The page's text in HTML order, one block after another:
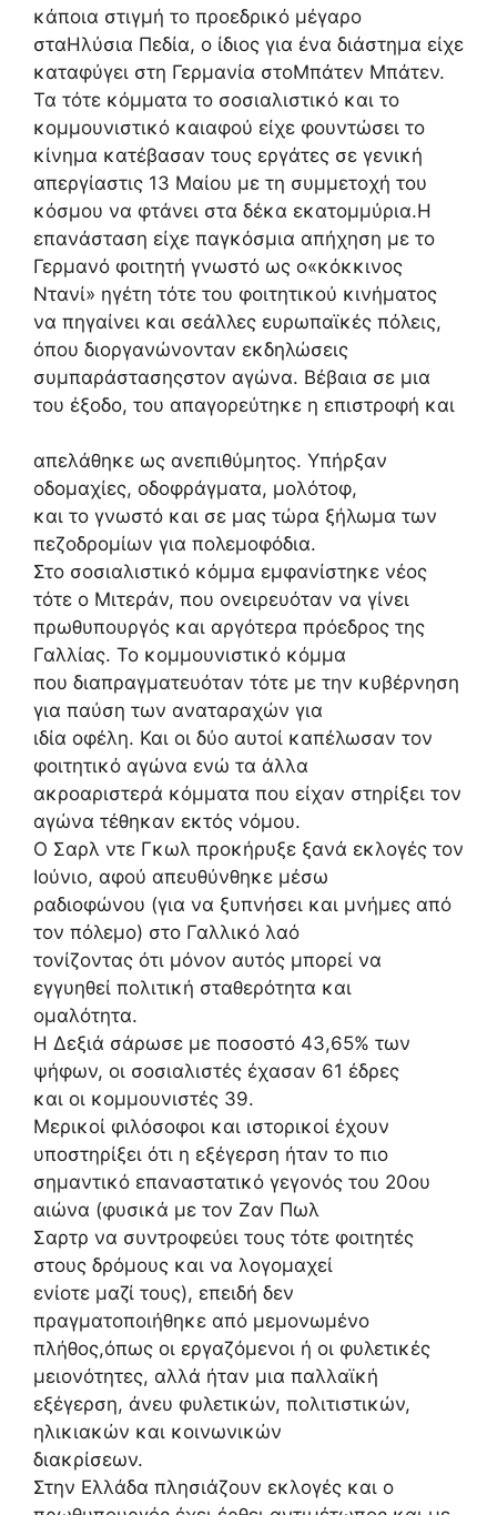
κάποια στιγμή το προεδρικό μέγαρο
σταΗλύσια Πεδία, ο ίδιος για ένα διάστημα είχε
καταφύγει στη Γερμανία στοΜπάτεν Μπάτεν.
Τα τότε κόμματα το σοσιαλιστικό και το
κομμουνιστικό καιαφού είχε φουντώσει το
κίνημα κατέβασαν τους εργάτες σε γενική
απεργίαστις 13 Μαίου με τη συμμετοχή του
κόσμου να φτάνει στα δέκα εκατομμύρια.Η
επανάσταση είχε παγκόσμια απήχηση με το
Γερμανό φοιτητή γνωστό ως ο«κόκκινος
Ντανί» ηγέτη τότε του φοιτητικού κινήματος
να πηγαίνει και σεάλλες ευρωπαϊκές πόλεις,
όπου διοργανώνονταν εκδηλώσεις
συμπαράστασηςστον αγώνα. Βέβαια σε μια
του έξοδο, του απαγορεύτηκε η επιστροφή και
απελάθηκε ως ανεπιθύμητος. Υπήρξαν
οδομαχίες, οδοφράγματα, μολότοφ,
και το γνωστό και σε μας τώρα ξήλωμα των
πεζοδρομίων για πολεμοφόδια.
Στο σοσιαλιστικό κόμμα εμφανίστηκε νέος
τότε ο Μιτεράν, που ονειρευόταν να γίνει
πρωθυπουργός και αργότερα πρόεδρος της
Γαλλίας. Το κομμουνιστικό κόμμα
που διαπραγματευόταν τότε με την κυβέρνηση
για παύση των αναταραχών για
ιδία οφέλη. Και οι δύο αυτοί καπέλωσαν τον
φοιτητικό αγώνα ενώ τα άλλα
ακροαριστερά κόμματα που είχαν στηρίξει τον
αγώνα τέθηκαν εκτός νόμου.
Ο Σαρλ ντε Γκωλ προκήρυξε ξανά εκλογές τον
Ιούνιο, αφού απευθύνθηκε μέσω
ραδιοφώνου (για να ξυπνήσει και μνήμες από
τον πόλεμο) στο Γαλλικό λαό
τονίζοντας ότι μόνον αυτός μπορεί να
εγγυηθεί πολιτική σταθερότητα και
ομαλότητα.
Η Δεξιά σάρωσε με ποσοστό 43,65% των
ψήφων, οι σοσιαλιστές έχασαν 61 έδρες
και οι κομμουνιστές 39.
Μερικοί φιλόσοφοι και ιστορικοί έχουν
υποστηρίξει ότι η εξέγερση ήταν το πιο
σημαντικό επαναστατικό γεγονός του 20ου
αιώνα (φυσικά με τον Ζαν Πωλ
Σαρτρ να συντροφεύει τους τότε φοιτητές
στους δρόμους και να λογομαχεί
ενίοτε μαζί τους), επειδή δεν
πραγματοποιήθηκε από μεμονωμένο
πλήθος,όπως οι εργαζόμενοι ή οι φυλετικές
μειονότητες, αλλά ήταν μια παλλαϊκή
εξέγερση, άνευ φυλετικών, πολιτιστικών,
ηλικιακών και κοινωνικών
διακρίσεων.
Στην Ελλάδα πλησιάζουν εκλογές και ο